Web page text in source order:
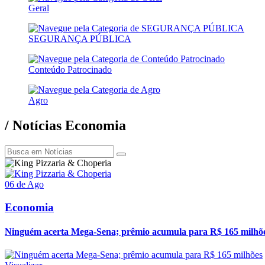
Geral
SEGURANÇA PÚBLICA
Conteúdo Patrocinado
Agro
/ Notícias Economia
06 de Ago
Economia
Ninguém acerta Mega-Sena; prêmio acumula para R$ 165